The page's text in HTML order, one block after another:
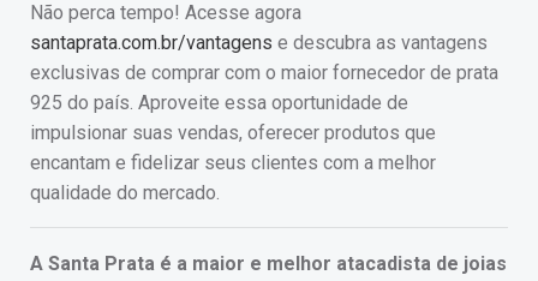
Não perca tempo! Acesse agora
santaprata.com.br/vantagens e descubra as vantagens
exclusivas de comprar com o maior fornecedor de prata
925 do país. Aproveite essa oportunidade de
impulsionar suas vendas, oferecer produtos que
encantam e fidelizar seus clientes com a melhor
qualidade do mercado.
A Santa Prata é a maior e melhor atacadista de joias